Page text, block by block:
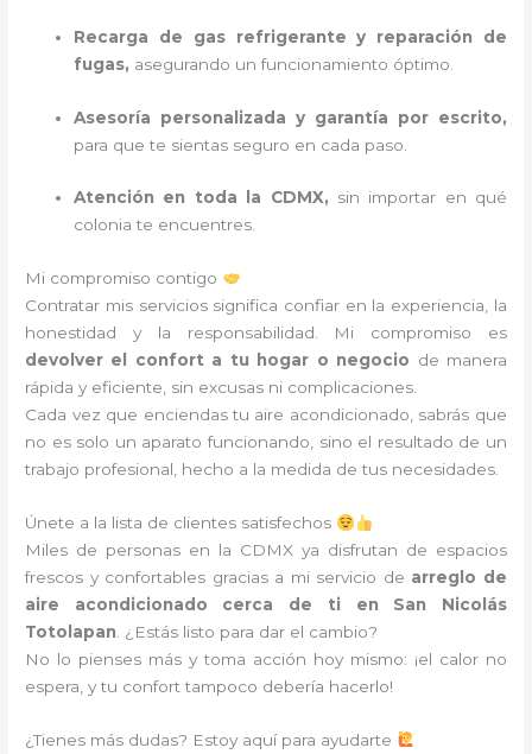
Recarga de gas refrigerante y reparación de
fugas, asegurando un funcionamiento óptimo.
Asesoría personalizada y garantía por escrito,
para que te sientas seguro en cada paso.
Atención en toda la CDMX, sin importar en qué
colonia te encuentres.
Mi compromiso contigo
Contratar mis servicios significa confiar en la experiencia, la
honestidad y la responsabilidad. Mi compromiso es
devolver el confort a tu hogar o negocio de manera
rápida y eficiente, sin excusas ni complicaciones.
Cada vez que enciendas tu aire acondicionado, sabrás que
no es solo un aparato funcionando, sino el resultado de un
trabajo profesional, hecho a la medida de tus necesidades.
Únete a la lista de clientes satisfechos
Miles de personas en la CDMX ya disfrutan de espacios
frescos y confortables gracias a mi servicio de arreglo de
aire acondicionado cerca de ti en San Nicolás
Totolapan . ¿Estás listo para dar el cambio?
No lo pienses más y toma acción hoy mismo: ¡el calor no
espera, y tu confort tampoco debería hacerlo!
¿Tienes más dudas? Estoy aquí para ayudarte